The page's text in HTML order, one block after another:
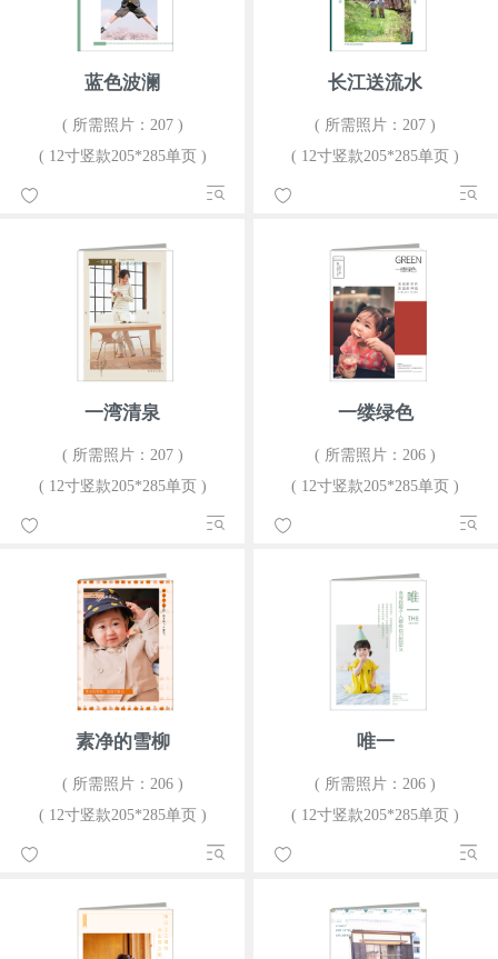
蓝色波澜
( 所需照片：207 )
( 12寸竖款205*285单页 )
长江送流水
( 所需照片：207 )
( 12寸竖款205*285单页 )
一湾清泉
( 所需照片：207 )
( 12寸竖款205*285单页 )
一缕绿色
( 所需照片：206 )
( 12寸竖款205*285单页 )
素净的雪柳
( 所需照片：206 )
( 12寸竖款205*285单页 )
唯一
( 所需照片：206 )
( 12寸竖款205*285单页 )